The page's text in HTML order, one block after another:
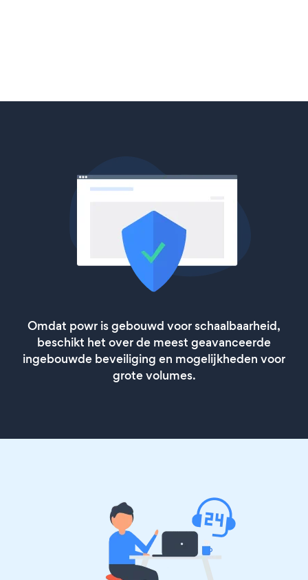
Omdat powr is gebouwd voor schaalbaarheid,
beschikt het over de meest geavanceerde
ingebouwde beveiliging en mogelijkheden voor
grote volumes.